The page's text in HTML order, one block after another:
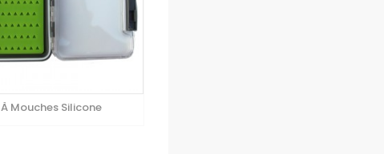
Mouches Silicone